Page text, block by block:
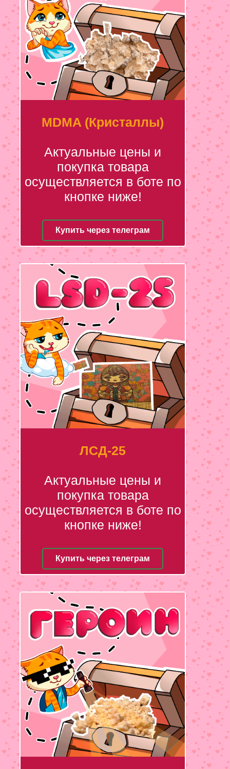
MDMA (Кристаллы)
Актуальные цены и
покупка товара
осуществляется в боте по
кнопке ниже!
Купить через телеграм
ЛСД-25
Актуальные цены и
покупка товара
осуществляется в боте по
кнопке ниже!
Купить через телеграм